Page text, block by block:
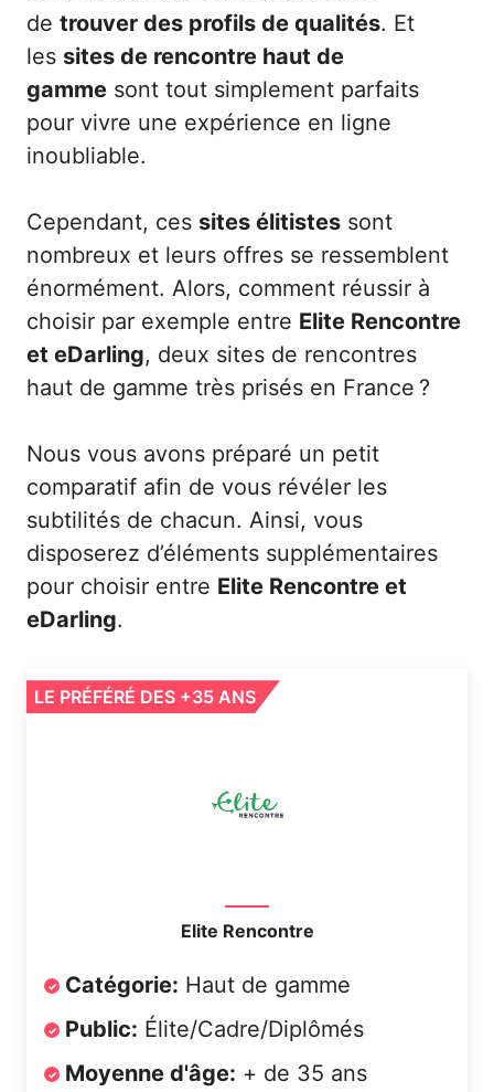
de trouver des profils de qualités. Et
les sites de rencontre haut de
gamme sont tout simplement parfaits
pour vivre une expérience en ligne
inoubliable.
Cependant, ces sites élitistes sont
nombreux et leurs offres se ressemblent
énormément. Alors, comment réussir à
choisir par exemple entre Elite Rencontre
et eDarling, deux sites de rencontres
haut de gamme très prisés en France ?
Nous vous avons préparé un petit
comparatif afin de vous révéler les
subtilités de chacun. Ainsi, vous
disposerez d’éléments supplémentaires
pour choisir entre Elite Rencontre et
eDarling.
LE PRÉFÉRÉ DES +35 ANS
Elite Rencontre
Catégorie: Haut de gamme
Public: Élite/Cadre/Diplômés
Moyenne d'âge: + de 35 ans